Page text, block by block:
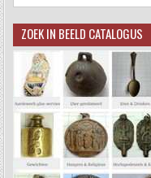
ZOEK IN BEELD CATALOGUS